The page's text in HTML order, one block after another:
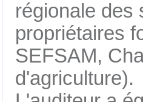
régionale des
propriétaires
SEFSAM,
d'agriculture).